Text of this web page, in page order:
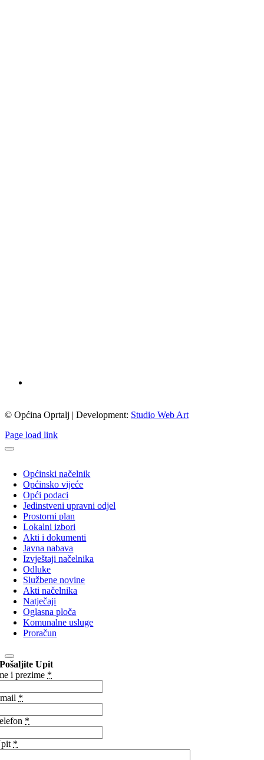
© Općina Oprtalj | Development: Studio Web Art
Page load link
Općinski načelnik
Općinsko vijeće
Opći podaci
Jedinstveni upravni odjel
Prostorni plan
Lokalni izbori
Akti i dokumenti
Javna nabava
Izvještaji načelnika
Odluke
Službene novine
Akti načelnika
Natječaji
Oglasna ploča
Komunalne usluge
Proračun
Pošaljite Upit
i prezime *
*
*
*